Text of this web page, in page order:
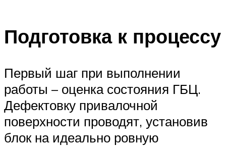
Подготовка к процессу
Первый шаг при выполнении
работы – оценка состояния ГБЦ.
Дефектовку привалочной
поверхности проводят, установив
блок на идеально ровную